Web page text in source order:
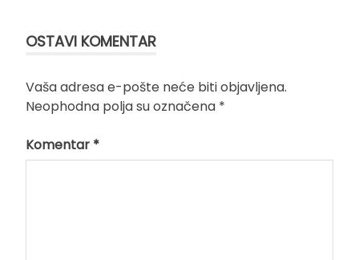
OSTAVI KOMENTAR
Vaša adresa e-pošte neće biti objavljena.
Neophodna polja su označena *
Komentar *